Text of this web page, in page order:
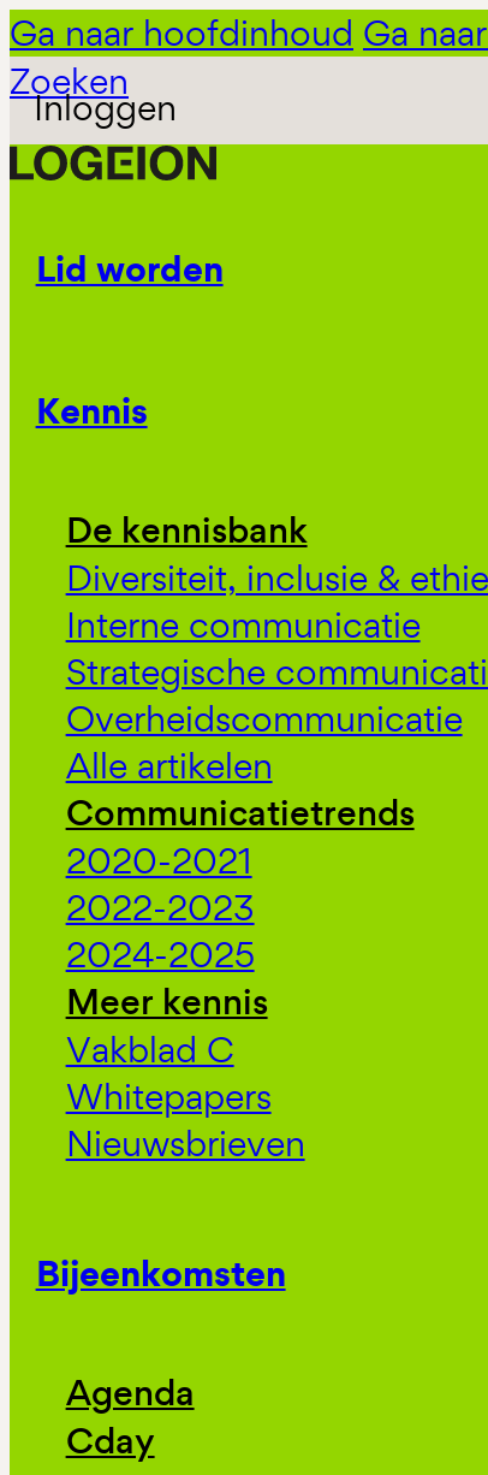
Ga naar hoofdinhoud Ga
Zoeken
Inloggen
Lid worden
Kennis
De kennisbank
Diversiteit, inclusie &
Interne communicatie
Strategische
Overheidscommunicatie
Alle artikelen
Communicatietrends
2020-2021
2022-2023
2024-2025
Meer kennis
Vakblad C
Whitepapers
Nieuwsbrieven
Bijeenkomsten
Agenda
Cday